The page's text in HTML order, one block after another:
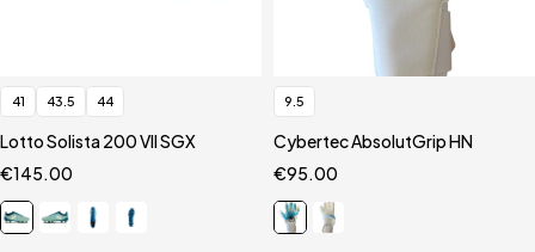
41 43.5 44
Lotto Solista 200 VII SGX
€145.00
9.5
Cybertec AbsolutGrip HN
€95.00